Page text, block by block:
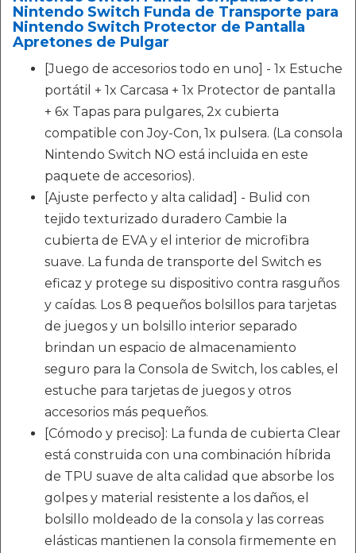
Nintendo Switch Funda de Transporte para
Nintendo Switch Protector de Pantalla
Apretones de Pulgar
[Juego de accesorios todo en uno] - 1x Estuche
portátil + 1x Carcasa + 1x Protector de pantalla
+ 6x Tapas para pulgares, 2x cubierta
compatible con Joy-Con, 1x pulsera. (La consola
Nintendo Switch NO está incluida en este
paquete de accesorios).
[Ajuste perfecto y alta calidad] - Bulid con
tejido texturizado duradero Cambie la
cubierta de EVA y el interior de microfibra
suave. La funda de transporte del Switch es
eficaz y protege su dispositivo contra rasguños
y caídas. Los 8 pequeños bolsillos para tarjetas
de juegos y un bolsillo interior separado
brindan un espacio de almacenamiento
seguro para la Consola de Switch, los cables, el
estuche para tarjetas de juegos y otros
accesorios más pequeños.
[Cómodo y preciso]: La funda de cubierta Clear
está construida con una combinación híbrida
de TPU suave de alta calidad que absorbe los
golpes y material resistente a los daños, el
bolsillo moldeado de la consola y las correas
elásticas mantienen la consola firmemente en